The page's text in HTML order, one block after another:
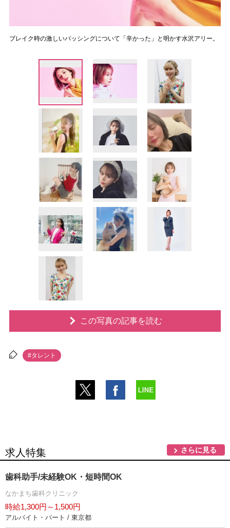
ブレイク時の激しいバッシングについて「辛かった」と明かす水沢アリー。
この写真の記事を読む
#タレント
求人特集 さらに見る
歯科助手/未経験OK・短時間OK
なかまち歯科クリニック
時給1,300円～1,500円
アルバイト・パート / 東京都